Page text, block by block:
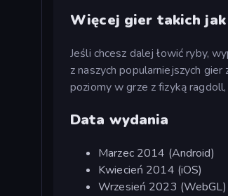
Więcej gier takich
Jeśli chcesz dalej łowić ryby,
z naszych popularniejszych gier
poziomy w grze z fizyką
Data wydania
Marzec 2014 (Android)
Kwiecień 2014 (iOS)
Wrzesień 2023 (WebGL)